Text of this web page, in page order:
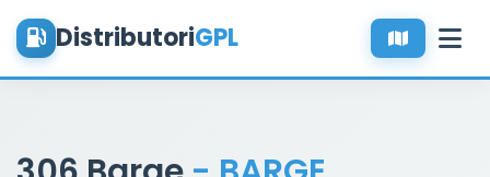
DistributoriGPL